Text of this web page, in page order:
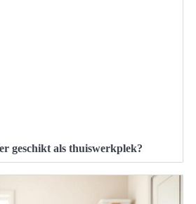
geschikt als thuiswerkplek?